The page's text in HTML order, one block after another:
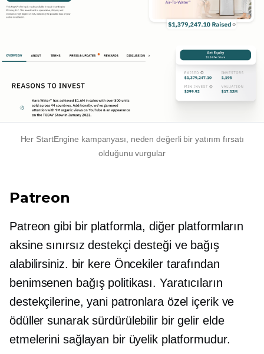
Her StartEngine kampanyası, neden değerli bir yatırım fırsatı
olduğunu vurgular
Patreon
Patreon gibi bir platformla, diğer platformların
aksine sınırsız destekçi desteği ve bağış
alabilirsiniz. bir kereÖncekiler tarafından
benimsenen bağış politikası. Yaratıcıların
destekçilerine, yani patronlara özel içerik ve
ödüller sunarak sürdürülebilir bir gelir elde
etmelerini sağlayan bir üyelik platformudur.